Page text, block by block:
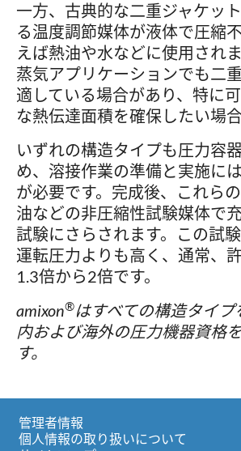
一方、古典的な二重ジャケッ
る温度調節媒体が液体で圧縮
えば熱油や水などに使用されま
蒸気アプリケーションでも二
適している場合があり、特に
な熱伝達面積を確保したい場合
いずれの構造タイプも圧力容
め、溶接作業の準備と実施に
が必要です。完成後、これら
油などの非圧縮性試験媒体で
試験にさらされます。この試
運転圧力よりも高く、通常、
1.3倍から2倍です。
amixon®はすべての構造タイ
内および海外の圧力機器資格
す。
管理者情報
個人情報の取り扱いについて